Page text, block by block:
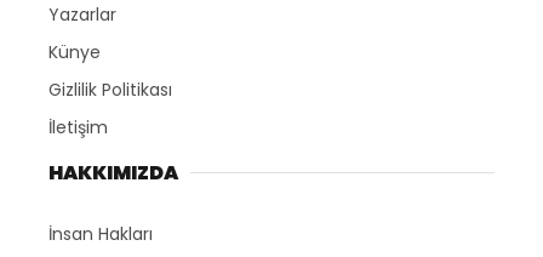
Yazarlar
Künye
Gizlilik Politikası
İletişim
HAKKIMIZDA
İnsan Hakları